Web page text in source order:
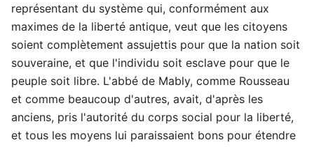
représentant du système qui, conformément aux
maximes de la liberté antique, veut que les citoyens
soient complètement assujettis pour que la nation soit
souveraine, et que l'individu soit esclave pour que le
peuple soit libre. L'abbé de Mably, comme Rousseau
et comme beaucoup d'autres, avait, d'après les
anciens, pris l'autorité du corps social pour la liberté,
et tous les moyens lui paraissaient bons pour étendre